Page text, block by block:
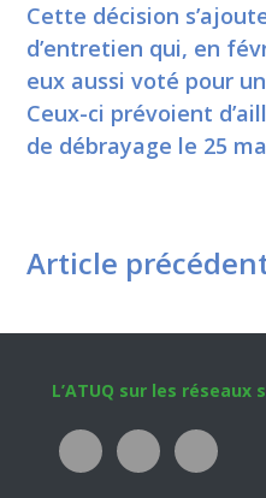
Cette décision
d’entretien qui, en
eux aussi voté pour
Ceux-ci prévoient
de débrayage le 25
Article
Footer
L’ATUQ sur les réseaux